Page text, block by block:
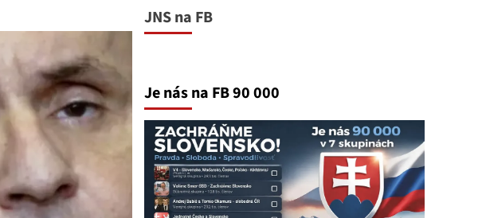
JNS na FB
Je nás na FB 90 000